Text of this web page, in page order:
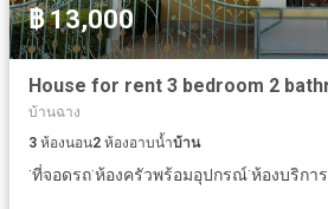
฿ 13,000
บ้านฉาง
3 ห้องนอน2 ห้องอาบน้ำบ้าน
·ที่จอดรถ·ห้องครัวพร้อมอุปกรณ์·ห้องบริการ